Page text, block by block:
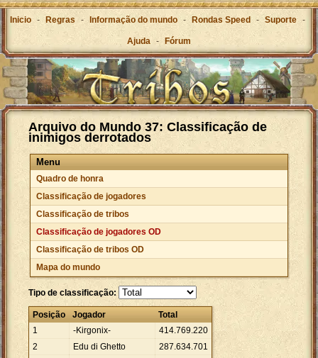
Inicio - Regras - Informação do mundo - Rondas Speed - Suporte -
Ajuda - Fórum
Arquivo do Mundo 37: Classificação de
inimigos derrotados
Menu
Quadro de honra
Classificação de jogadores
Classificação de tribos
Classificação de jogadores OD
Classificação de tribos OD
Mapa do mundo
Tipo de classificação:
Posição Jogador
Total
1
-Kirgonix- 414.769.220
2
Edu di Ghetto 287.634.701